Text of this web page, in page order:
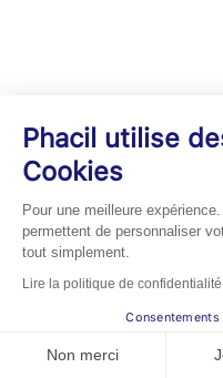
Phacil utilise
Cookies
Pour une meilleure
permettent de personnaliser
tout simplement.
Lire la politique de confidentialité
Non merci